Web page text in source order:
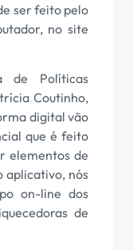
ser feito pelo
no site
de Políticas
Coutinho,
digital vão
que é feito
elementos de
aplicativo, nós
on-line dos
de